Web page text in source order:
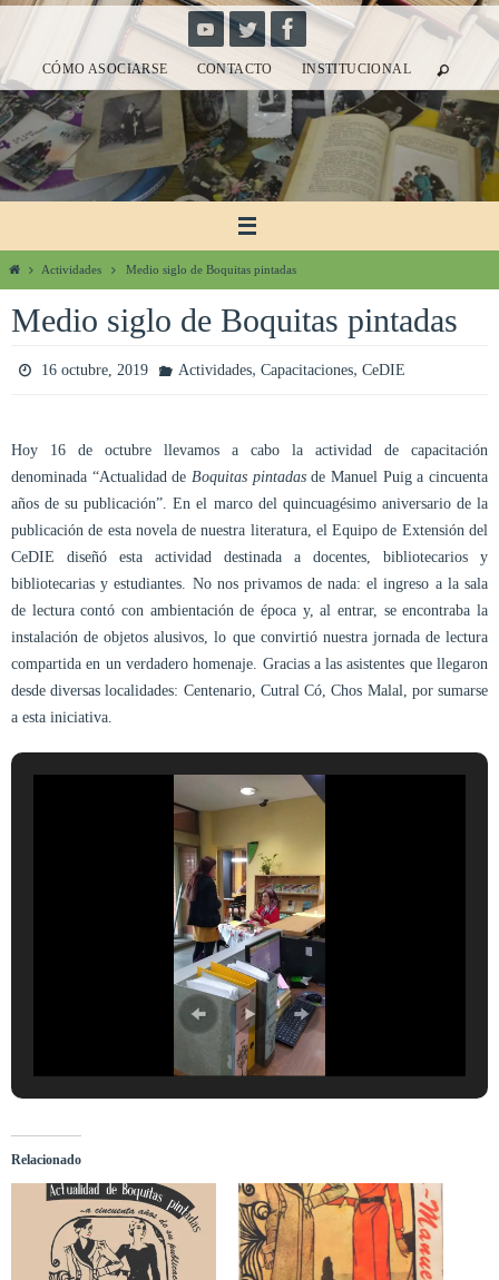
contenidoCÓMO ASOCIARSE CONTACTO INSTITUCIONAL
InicioActividades Medio siglo de Boquitas pintadas
Medio siglo de Boquitas pintadas
16 octubre, 2019 Actividades, Capacitaciones, CeDIE
Hoy 16 de octubre llevamos a cabo la actividad de capacitación
denominada “Actualidad de Boquitas pintadasde Manuel Puig a cincuenta
años de su publicación”. En el marco del quincuagésimo aniversario de la
publicación de esta novela de nuestra literatura, el Equipo de Extensión del
CeDIE diseñó esta actividad destinada a docentes, bibliotecarios y
bibliotecarias y estudiantes. No nos privamos de nada: el ingreso a la sala
de lectura contó con ambientación de época y, al entrar, se encontraba la
instalación de objetos alusivos, lo que convirtió nuestra jornada de lectura
compartida en un verdadero homenaje. Gracias a las asistentes que llegaron
desde diversas localidades: Centenario, Cutral Có, Chos Malal, por sumarse
a esta iniciativa.
Relacionado